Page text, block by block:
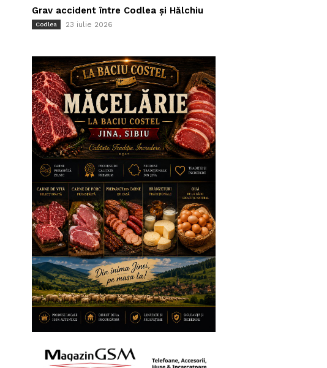
Grav accident între Codlea și Hălchiu
Codlea 23 iulie 2026